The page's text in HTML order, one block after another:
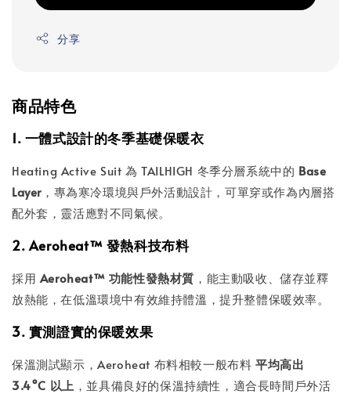
分享
商品特色
1. 一體式設計的冬季基礎保暖衣
Heating Active Suit 為 TAILHIGH 冬季分層系統中的 Base
Layer ，專為寒冷環境與戶外活動設計，可單穿或作為內層搭
配外套，靈活應對不同氣候。
2. Aeroheat™ 發熱科技布料
採用 Aeroheat™ 功能性發熱材質 ，能主動吸收、儲存並釋
放熱能，在低溫環境中有效維持體溫，提升整體保暖效率。
3. 實測證實的保暖效果
保溫測試顯示，Aeroheat 布料相較一般布料平均高出
3.4°C 以上 ，並具備良好的保溫持續性，適合長時間戶外活